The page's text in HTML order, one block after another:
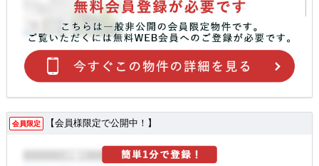
会員限定 【会員様限定で公開中！】